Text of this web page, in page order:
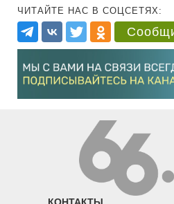
ЧИТАЙТЕ НАС В СОЦСЕТЯХ: